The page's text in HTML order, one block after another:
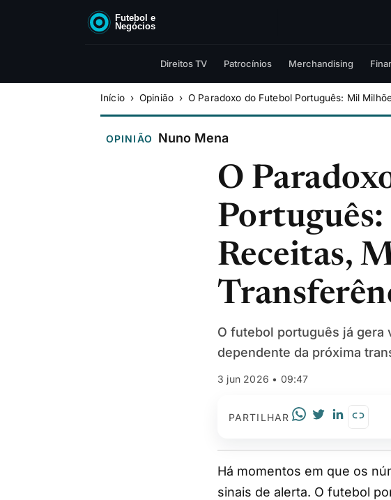
Direitos TV Patrocínios Merchandising
Início Opinião O Paradoxo do Futebol Português: Mil
OPINIÃO Nuno Mena
O
Receitas,
O futebol português já gera
dependente da próxima
3 jun 2026 • 09:47
PARTILHAR
Há momentos em que os números deixam de ser apenas números e passam a ser
sinais de alerta. O futebol